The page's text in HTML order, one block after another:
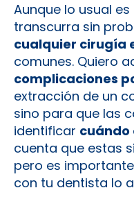
Aunque lo usual
transcurra sin
cualquier cirugía
comunes. Quiero
complicaciones
extracción de un
sino para que las
identificar cuándo
cuenta que estas
pero es
con tu dentista lo